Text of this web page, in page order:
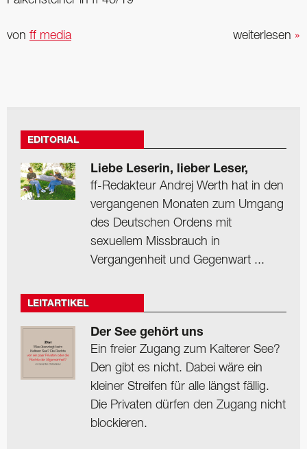
weiterlesen »
von ff media
EDITORIAL
Liebe Leserin, lieber Leser,
ff-Redakteur Andrej Werth hat in den
vergangenen Monaten zum Umgang
des Deutschen Ordens mit
sexuellem Missbrauch in
Vergangenheit und Gegenwart ...
LEITARTIKEL
Der See gehört uns
Ein freier Zugang zum Kalterer See?
Den gibt es nicht. Dabei wäre ein
kleiner Streifen für alle längst fällig.
Die Privaten dürfen den Zugang nicht
blockieren.